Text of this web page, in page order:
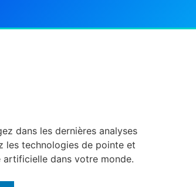
dans les dernières analyses
les technologies de pointe et
dans votre monde.